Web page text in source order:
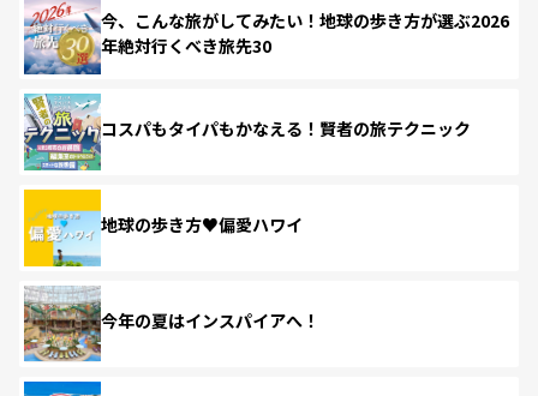
今、こんな旅がしてみたい！地球の歩き方が選ぶ2026
年絶対行くべき旅先30
コスパもタイパもかなえる！賢者の旅テクニック
地球の歩き方♥偏愛ハワイ
今年の夏はインスパイアへ！